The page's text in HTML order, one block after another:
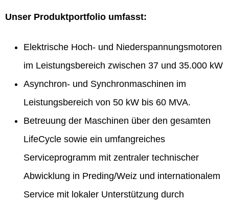
Unser Produktportfolio umfasst:
Elektrische Hoch- und Niederspannungsmotoren
im Leistungsbereich zwischen 37 und 35.000 kW
Asynchron- und Synchronmaschinen im
Leistungsbereich von 50 kW bis 60 MVA.
Betreuung der Maschinen über den gesamten
LifeCycle sowie ein umfangreiches
Serviceprogramm mit zentraler technischer
Abwicklung in Preding/Weiz und internationalem
Service mit lokaler Unterstützung durch